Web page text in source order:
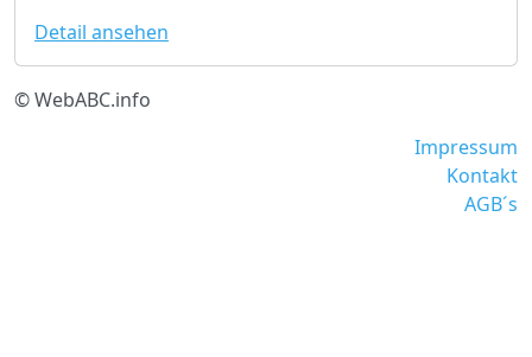
Detail ansehen
© WebABC.info
Impressum
Kontakt
AGB´s